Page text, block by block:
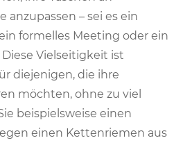
anzupassen – sei es ein
formelles Meeting oder ein
Vielseitigkeit ist
diejenigen, die ihre
möchten, ohne zu viel
beispielsweise einen
einen Kettenriemen aus